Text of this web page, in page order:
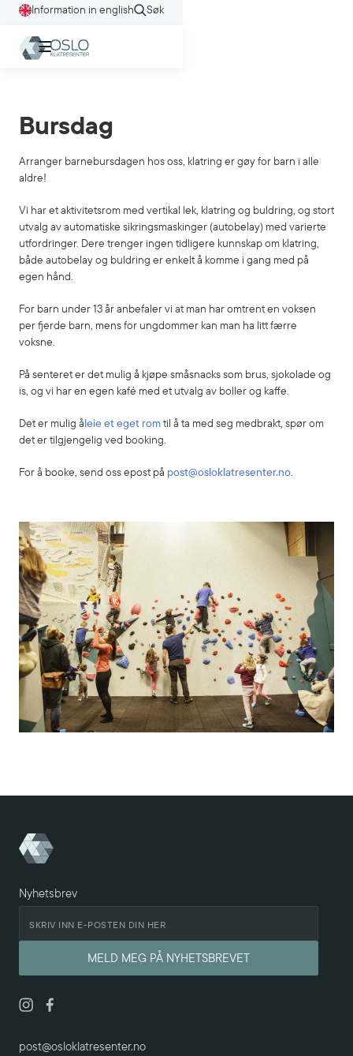
Information in english Søk
Bursdag
Arranger barnebursdagen hos oss, klatring er gøy for barn i alle
aldre!
Vi har et aktivitetsrom med vertikal lek, klatring og buldring, og stort
utvalg av automatiske sikringsmaskinger (autobelay) med varierte
utfordringer. Dere trenger ingen tidligere kunnskap om klatring,
både autobelay og buldring er enkelt å komme i gang med på
egen hånd.
For barn under 13 år anbefaler vi at man har omtrent en voksen
per fjerde barn, mens for ungdommer kan man ha litt færre
voksne.
På senteret er det mulig å kjøpe småsnacks som brus, sjokolade og
is, og vi har en egen kafé med et utvalg av boller og kaffe.
Det er mulig åleie et eget romtil å ta med seg medbrakt, spør om
det er tilgjengelig ved booking.
For å booke, send oss epost på post@osloklatresenter.no.
Nyhetsbrev
post@osloklatresenter.no